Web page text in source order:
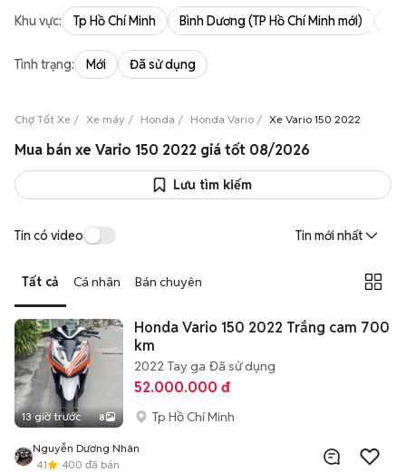
Khu vực: Tp Hồ Chí Minh Bình Dương (TP Hồ Chí Minh mới)
Tình trạng: Mới Đã sử dụng
Chợ Tốt Xe Xe máy Honda Honda Vario Xe Vario 150 2022
Mua bán xe Vario 150 2022 giá tốt 08/2026
Lưu tìm kiếm
Tin có video Tin mới nhất
Tất cả Cá nhân Bán chuyên
13 giờ trước 8
Honda Vario 150 2022 Trắng cam 700
km
2022 Tay ga Đã sử dụng
52.000.000 đ
Tp Hồ Chí Minh
Nguyễn Dương Nhân
4.1
400 đã bán